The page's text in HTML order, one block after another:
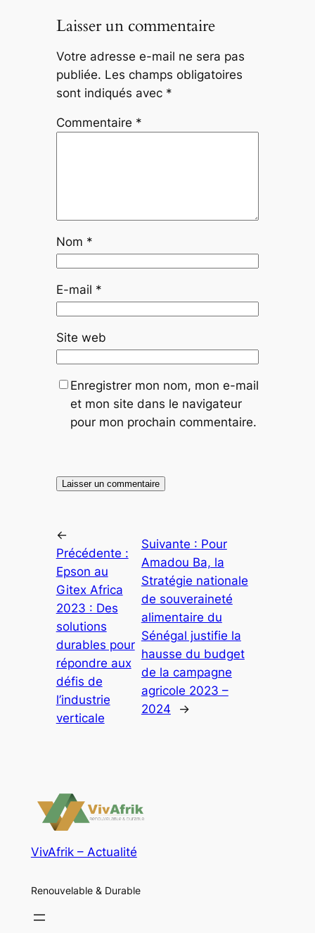
Laisser un commentaire
Votre adresse e-mail ne sera pas
publiée. Les champs obligatoires
sont indiqués avec *
Commentaire *
Nom *
E-mail *
Site web
Enregistrer mon nom, mon e-mail
et mon site dans le navigateur
pour mon prochain commentaire.
←
Précédente :
Epson au
Gitex Africa
2023 : Des
solutions
durables pour
répondre aux
défis de
l’industrie
verticale
Suivante : Pour
Amadou Ba, la
Stratégie nationale
de souveraineté
alimentaire du
Sénégal justifie la
hausse du budget
de la campagne
agricole 2023 –
2024
→
VivAfrik – Actualité
Renouvelable & Durable